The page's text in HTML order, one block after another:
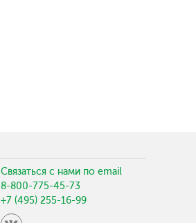
Связаться с нами по email
8-800-775-45-73
+7 (495) 255-16-99